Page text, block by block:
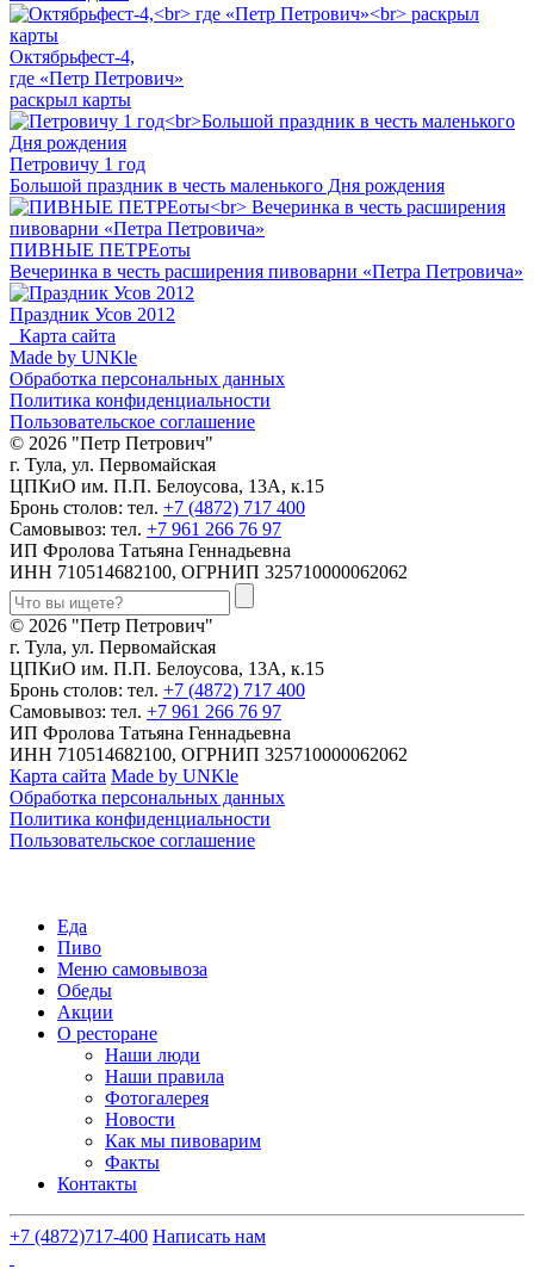
Октябрьфест-4,
где «Петр Петрович»
раскрыл карты
Петровичу 1 год
Большой праздник в честь маленького Дня рождения
ПИВНЫЕ ПЕТРЕоты
Вечеринка в честь расширения пивоварни «Петра Петровича»
Праздник Усов 2012
Карта сайта
Made by UNKle
Обработка персональных данных
Политика конфиденциальности
Пользовательское соглашение
© 2026 "Петр Петрович"
г. Тула, ул. Первомайская
ЦПКиО им. П.П. Белоусова, 13А, к.15
Бронь столов: тел. +7 (4872) 717 400
Самовывоз: тел. +7 961 266 76 97
ИП Фролова Татьяна Геннадьевна
ИНН 710514682100, ОГРНИП 325710000062062
© 2026 "Петр Петрович"
г. Тула, ул. Первомайская
ЦПКиО им. П.П. Белоусова, 13А, к.15
Бронь столов: тел. +7 (4872) 717 400
Самовывоз: тел. +7 961 266 76 97
ИП Фролова Татьяна Геннадьевна
ИНН 710514682100, ОГРНИП 325710000062062
Карта сайта Made by UNKle
Обработка персональных данных
Политика конфиденциальности
Пользовательское соглашение
Еда
Пиво
Меню самовывоза
Обеды
Акции
О ресторане
Наши люди
Наши правила
Фотогалерея
Новости
Как мы пивоварим
Факты
Контакты
+7 (4872)717-400 Написать нам